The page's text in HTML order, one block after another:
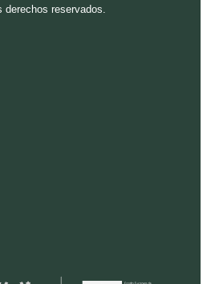
derechos reservados.